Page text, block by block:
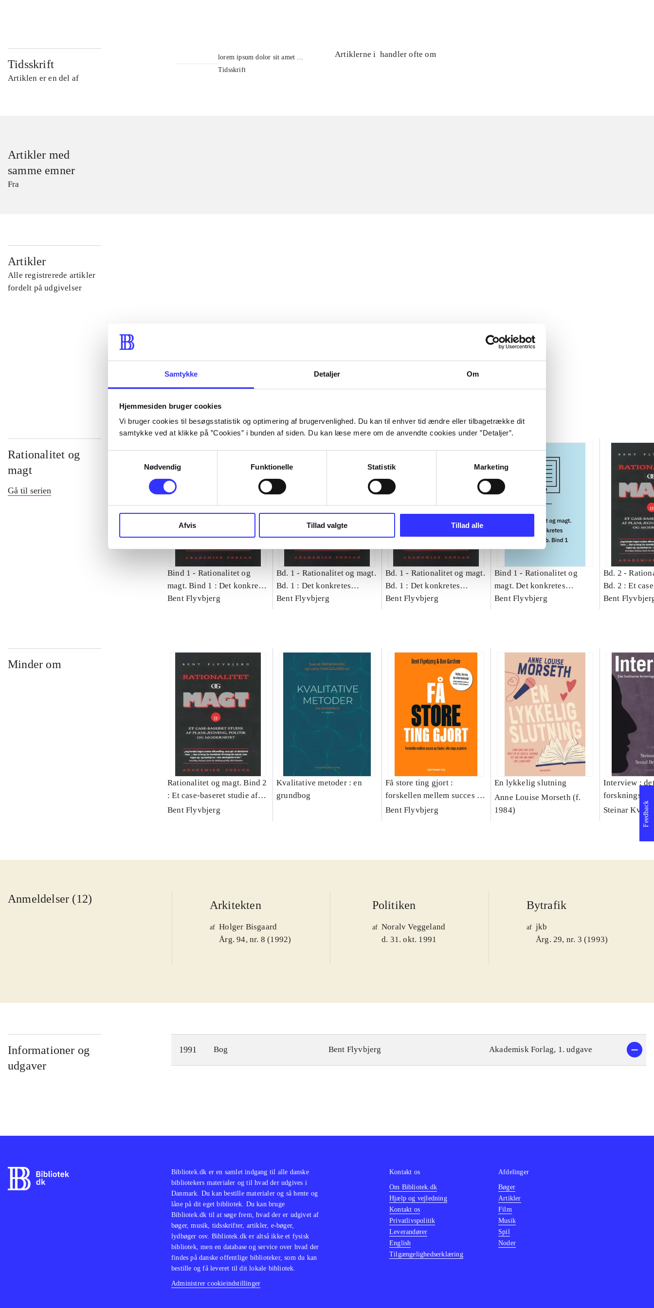
Samtykke Detaljer Om
Hjemmesiden bruger cookies
Vi bruger cookies til besøgsstatistik og optimering af brugervenlighed. Du kan til enhver tid ændre eller tilbagetrække dit
samtykke ved at klikke på ”Cookies” i bunden af siden. Du kan læse mere om de anvendte cookies under ”Detaljer”.
Nødvendig
Funktionelle Statistik Marketing
Afvis Tillad valgte Tillad alle
Tidsskrift
Artiklen er en del af
lorem ipsum dolor sit amet ...
Tidsskrift
Artiklerne i handler ofte om
Artikler med
samme emner
Fra
Artikler
Alle registrerede artikler
fordelt på udgivelser
Rationalitet og
magt
Gå til serien
Bind 1 - Rationalitet og
magt. Bind 1 : Det konkretes
videnskab
Bent Flyvbjerg
Bd. 1 - Rationalitet og magt.
Bd. 1 : Det konkretes
videnskab
Bent Flyvbjerg
Bd. 1 - Rationalitet og magt.
Bd. 1 : Det konkretes
videnskab
Bent Flyvbjerg
Bind 1 - Rationalitet og
magt. Det konkretes
videnskab. Bind 1
Bent Flyvbjerg
Bd. 2 -
Bd. 2 : Et
studie af
Bent
Minder om
Rationalitet og magt. Bind 2
: Et case-baseret studie af
planlægning, politik og
Bent Flyvbjerg
Kvalitative metoder : en
grundbog
Få store ting gjort :
forskellen mellem succes og
fiasko i alle slags projekter
Bent Flyvbjerg
En lykkelig slutning
Anne Louise Morseth (f.
1984)
Interview :
håndværk
Steinar Kvale
Anmeldelser (12) Arkitekten
af Holger Bisgaard
Årg. 94, nr. 8 (1992)
Politiken
af Noralv Veggeland
d. 31. okt. 1991
Bytrafik
af jkb
Årg. 29, nr. 3 (1993)
Informationer og
udgaver
1991 Bog Bent Flyvbjerg Akademisk Forlag, 1. udgave
Feedback
Bibliotek.dk er en samlet indgang til alle danske
bibliotekers materialer og til hvad der udgives i
Danmark. Du kan bestille materialer og så hente og
låne på dit eget bibliotek. Du kan bruge
Bibliotek.dk til at søge frem, hvad der er udgivet af
bøger, musik, tidsskrifter, artikler, e-bøger,
lydbøger osv. Bibliotek.dk er altså ikke et fysisk
bibliotek, men en database og service over hvad der
findes på danske offentlige biblioteker, som du kan
bestille og få leveret til dit lokale bibliotek.
Administrer cookieindstillinger
Kontakt os
Om Bibliotek.dk
Hjælp og vejledning
Kontakt os
Privatlivspolitik
Leverandører
English
Tilgængelighedserklæring
Afdelinger
Bøger
Artikler
Film
Musik
Spil
Noder